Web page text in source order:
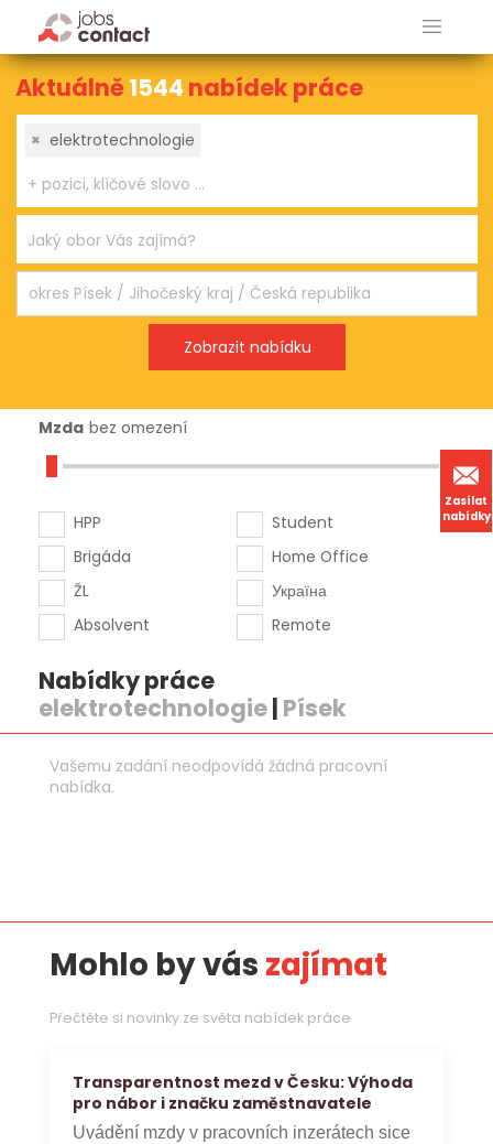
Zasílat
nabídky
Aktuálně1544 nabídek práce
× elektrotechnologie
Mzda bez omezení
HPP
Brigáda
ŽL
Absolvent
Student
Home Office
Україна
Remote
Nabídky práce
elektrotechnologie| Písek
Vašemu zadání neodpovídá žádná pracovní
nabídka.
Mohlo by vás zajímat
Přečtěte si novinky ze světa nabídek práce
Transparentnost mezd v Česku: Výhoda
pro nábor i značku zaměstnavatele
Uvádění mzdy v pracovních inzerátech sice